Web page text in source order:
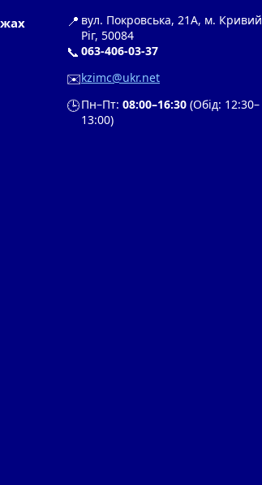
📍 вул. Покровська, 21А, м. Кривий
Ріг, 50084
📞 063-406-03-37
✉️kzimc@ukr.net
🕒Пн–Пт: 08:00–16:30 (Обід: 12:30–
13:00)